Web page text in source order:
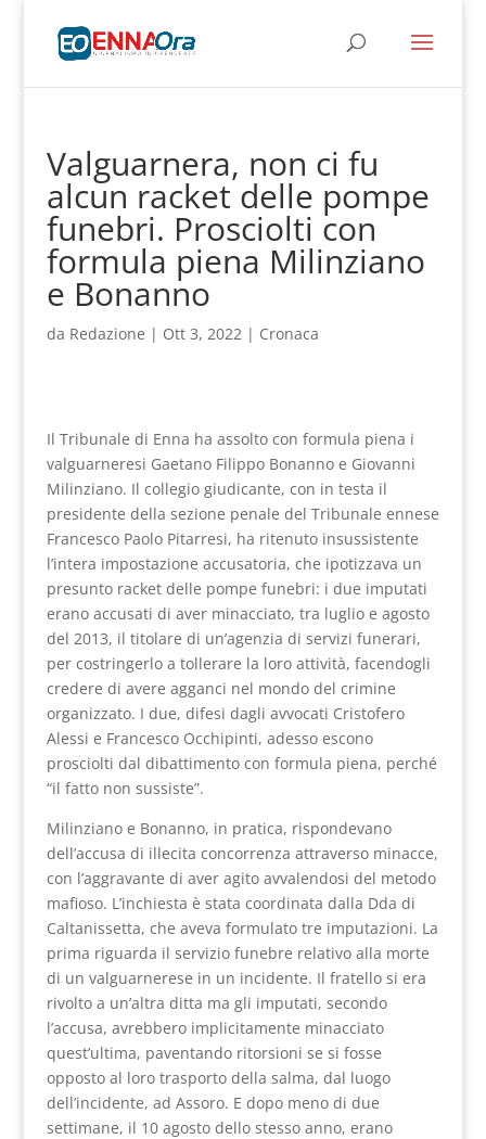
Valguarnera, non ci fu
alcun racket delle pompe
funebri. Prosciolti con
formula piena Milinziano
e Bonanno
da Redazione | Ott 3, 2022| Cronaca
Il Tribunale di Enna ha assolto con formula piena i
valguarneresi Gaetano Filippo Bonanno e Giovanni
Milinziano. Il collegio giudicante, con in testa il
presidente della sezione penale del Tribunale ennese
Francesco Paolo Pitarresi, ha ritenuto insussistente
l’intera impostazione accusatoria, che ipotizzava un
presunto racket delle pompe funebri: i due imputati
erano accusati di aver minacciato, tra luglio e agosto
del 2013, il titolare di un’agenzia di servizi funerari,
per costringerlo a tollerare la loro attività, facendogli
credere di avere agganci nel mondo del crimine
organizzato. I due, difesi dagli avvocati Cristofero
Alessi e Francesco Occhipinti, adesso escono
prosciolti dal dibattimento con formula piena, perché
“il fatto non sussiste”.
Milinziano e Bonanno, in pratica, rispondevano
dell’accusa di illecita concorrenza attraverso minacce,
con l’aggravante di aver agito avvalendosi del metodo
mafioso. L’inchiesta è stata coordinata dalla Dda di
Caltanissetta, che aveva formulato tre imputazioni. La
prima riguarda il servizio funebre relativo alla morte
di un valguarnerese in un incidente. Il fratello si era
rivolto a un’altra ditta ma gli imputati, secondo
l’accusa, avrebbero implicitamente minacciato
quest’ultima, paventando ritorsioni se si fosse
opposto al loro trasporto della salma, dal luogo
dell’incidente, ad Assoro. E dopo meno di due
settimane, il 10 agosto dello stesso anno, erano